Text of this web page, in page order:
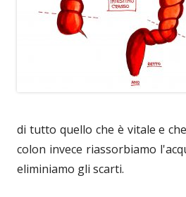
di tutto quello che è vitale e
colon invece riassorbiamo
eliminiamo gli scarti.